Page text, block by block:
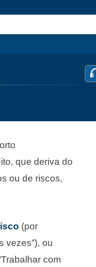
que deriva do
ou de riscos,
(por
vezes”), ou
com